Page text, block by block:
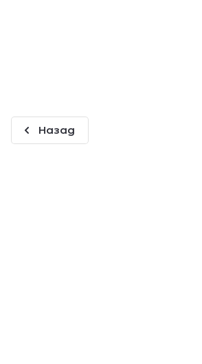
Назад